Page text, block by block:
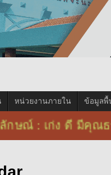
หน่วยงานภายใน ข้อมูลพื้
กษณ์ : เก่ง ดี มี